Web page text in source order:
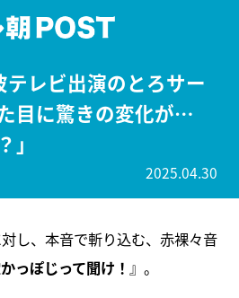
レビ出演のとろサー
目に驚きの変化が…
」
2025.04.30
し、本音で斬り込む、赤裸々音
っぽじって聞け！ 』。